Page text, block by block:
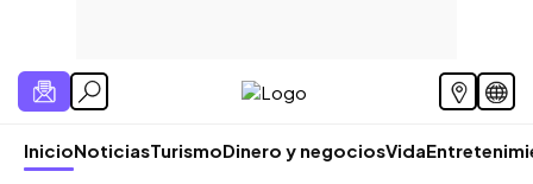
InicioNoticiasTurismoDinero y negociosVida